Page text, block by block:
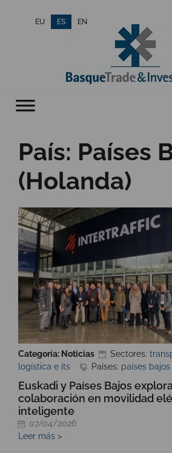
EU ES EN
País: Países
(Holanda)
Categoría: Noticias Sectores:
logística e its
Países: países
Euskadi y Países Bajos
colaboración en movilidad
inteligente
07/04/2026
Leer más >